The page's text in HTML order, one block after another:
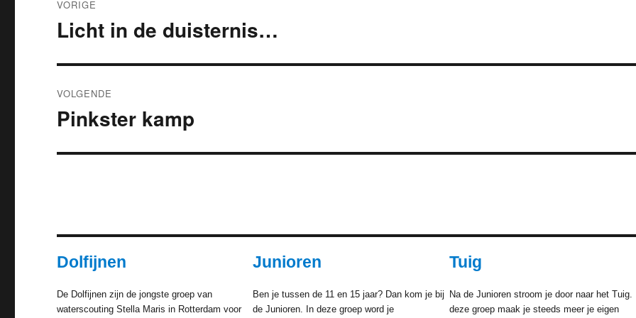
navigatie
VORIGE
Vorig
Licht in de duisternis…
VOLGENDE
Volgend
Pinkster kamp
Dolfijnen
De Dolfijnen zijn de jongste groep van
waterscouting Stella Maris in Rotterdam voor
Junioren
Ben je tussen de 11 en 15 jaar? Dan kom je bij
de Junioren. In deze groep word je
Tuig
Na de Junioren stroom je door naar het Tuig.
deze groep maak je steeds meer je eigen